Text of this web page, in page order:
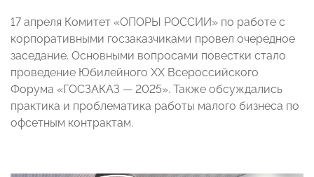
17 апреля Комитет «ОПОРЫ РОССИИ» по работе с
корпоративными госзаказчиками провел очередное
заседание. Основными вопросами повестки стало
проведение Юбилейного XX Всероссийского
Форума «ГОСЗАКАЗ — 2025». Также обсуждались
практика и проблематика работы малого бизнеса по
офсетным контрактам.